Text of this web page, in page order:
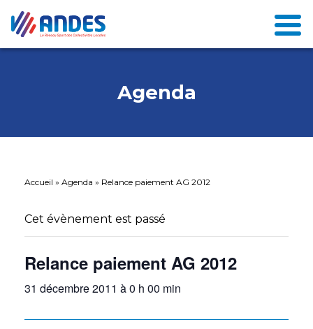
Agenda
Accueil » Agenda » Relance paiement AG 2012
Cet évènement est passé
Relance paiement AG 2012
31 décembre 2011 à 0 h 00 min